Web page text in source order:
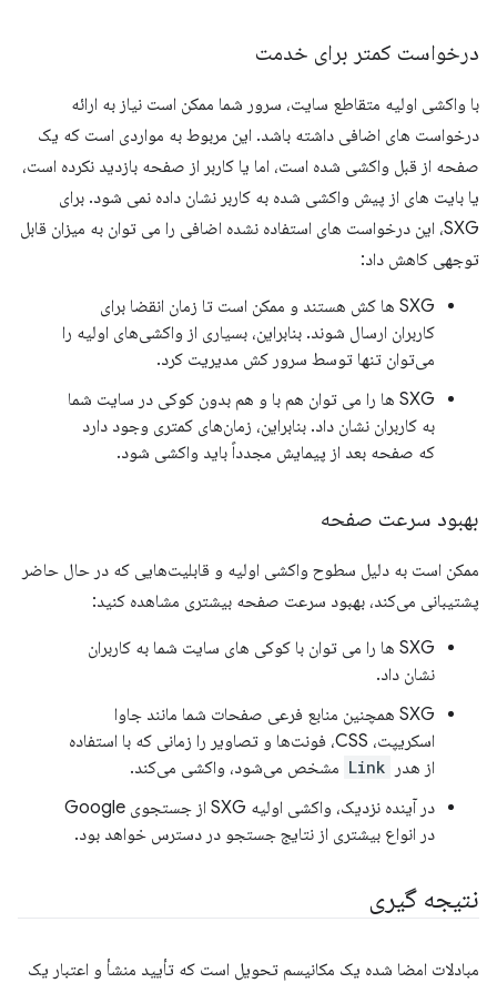
درخواست کمتر برای خدمت
با واکشی اولیه متقاطع سایت، سرور شما ممکن است نیاز به ارائه
درخواست های اضافی داشته باشد. این مربوط به مواردی است که یک
صفحه از قبل واکشی شده است، اما یا کاربر از صفحه بازدید نکرده است،
یا بایت های از پیش واکشی شده به کاربر نشان داده نمی شود. برای
SXG، این درخواست های استفاده نشده اضافی را می توان به میزان قابل
توجهی کاهش داد:
SXG ها کش هستند و ممکن است تا زمان انقضا برای
کاربران ارسال شوند. بنابراین، بسیاری از واکشی‌های اولیه را
می‌توان تنها توسط سرور کش مدیریت کرد.
SXG ها را می توان هم با و هم بدون کوکی در سایت شما
به کاربران نشان داد. بنابراین، زمان‌های کمتری وجود دارد
که صفحه بعد از پیمایش مجدداً باید واکشی شود.
بهبود سرعت صفحه
ممکن است به دلیل سطوح واکشی اولیه و قابلیت‌هایی که در حال حاضر
پشتیبانی می‌کند، بهبود سرعت صفحه بیشتری مشاهده کنید:
SXG ها را می توان با کوکی های سایت شما به کاربران
نشان داد.
SXG همچنین منابع فرعی صفحات شما مانند جاوا
اسکریپت، CSS، فونت‌ها و تصاویر را زمانی که با استفاده
از هدر
Link مشخص می‌شود، واکشی می‌کند.
در آینده نزدیک، واکشی اولیه SXG از جستجوی Google
در انواع بیشتری از نتایج جستجو در دسترس خواهد بود.
نتیجه گیری
مبادلات امضا شده یک مکانیسم تحویل است که تأیید منشأ و اعتبار یک